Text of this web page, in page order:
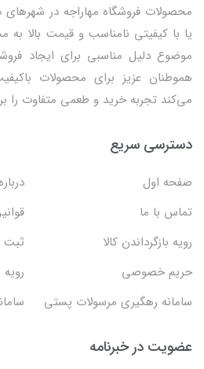
محصولات فروشگاه مهاراجه در
یا با کیفیتی نامناسب و قیمت بالا
موضوع دلیل مناسبی برای ایجاد
هموطنان عزیز برای محصولات
می‌کند تجربه خرید و طعمی متفاوت را
دسترسی سریع
صفحه اول
تماس با ما
رویه بازگرداندن کالا
ثبت
حریم خصوصی
سامانه رهگیری مرسولات پستی
عضویت در خبرنامه